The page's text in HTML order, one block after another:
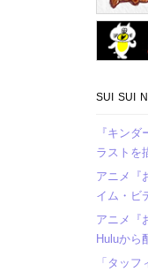
SUI SUI
『キン
ラストを
アニメ『
イム・ビ
アニメ『
Huluから
「タッ